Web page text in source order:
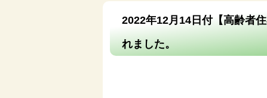
2022年12月14日付【高齢者
れました。